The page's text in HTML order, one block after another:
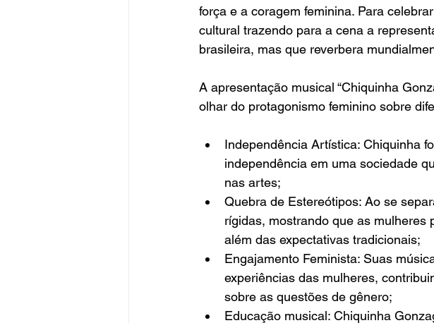
força e a coragem feminina. Para
cultural trazendo para a cena a
brasileira, mas que reverbera
A apresentação musical “Chiquinha
olhar do protagonismo feminino sobre
Independência Artística: Chiquinha
independência em uma sociedade
nas artes;
Quebra de Estereótipos: Ao se
rígidas, mostrando que as mulheres
além das expectativas tradicionais;
Engajamento Feminista: Suas
experiências das mulheres,
sobre as questões de gênero;
Educação musical: Chiquinha